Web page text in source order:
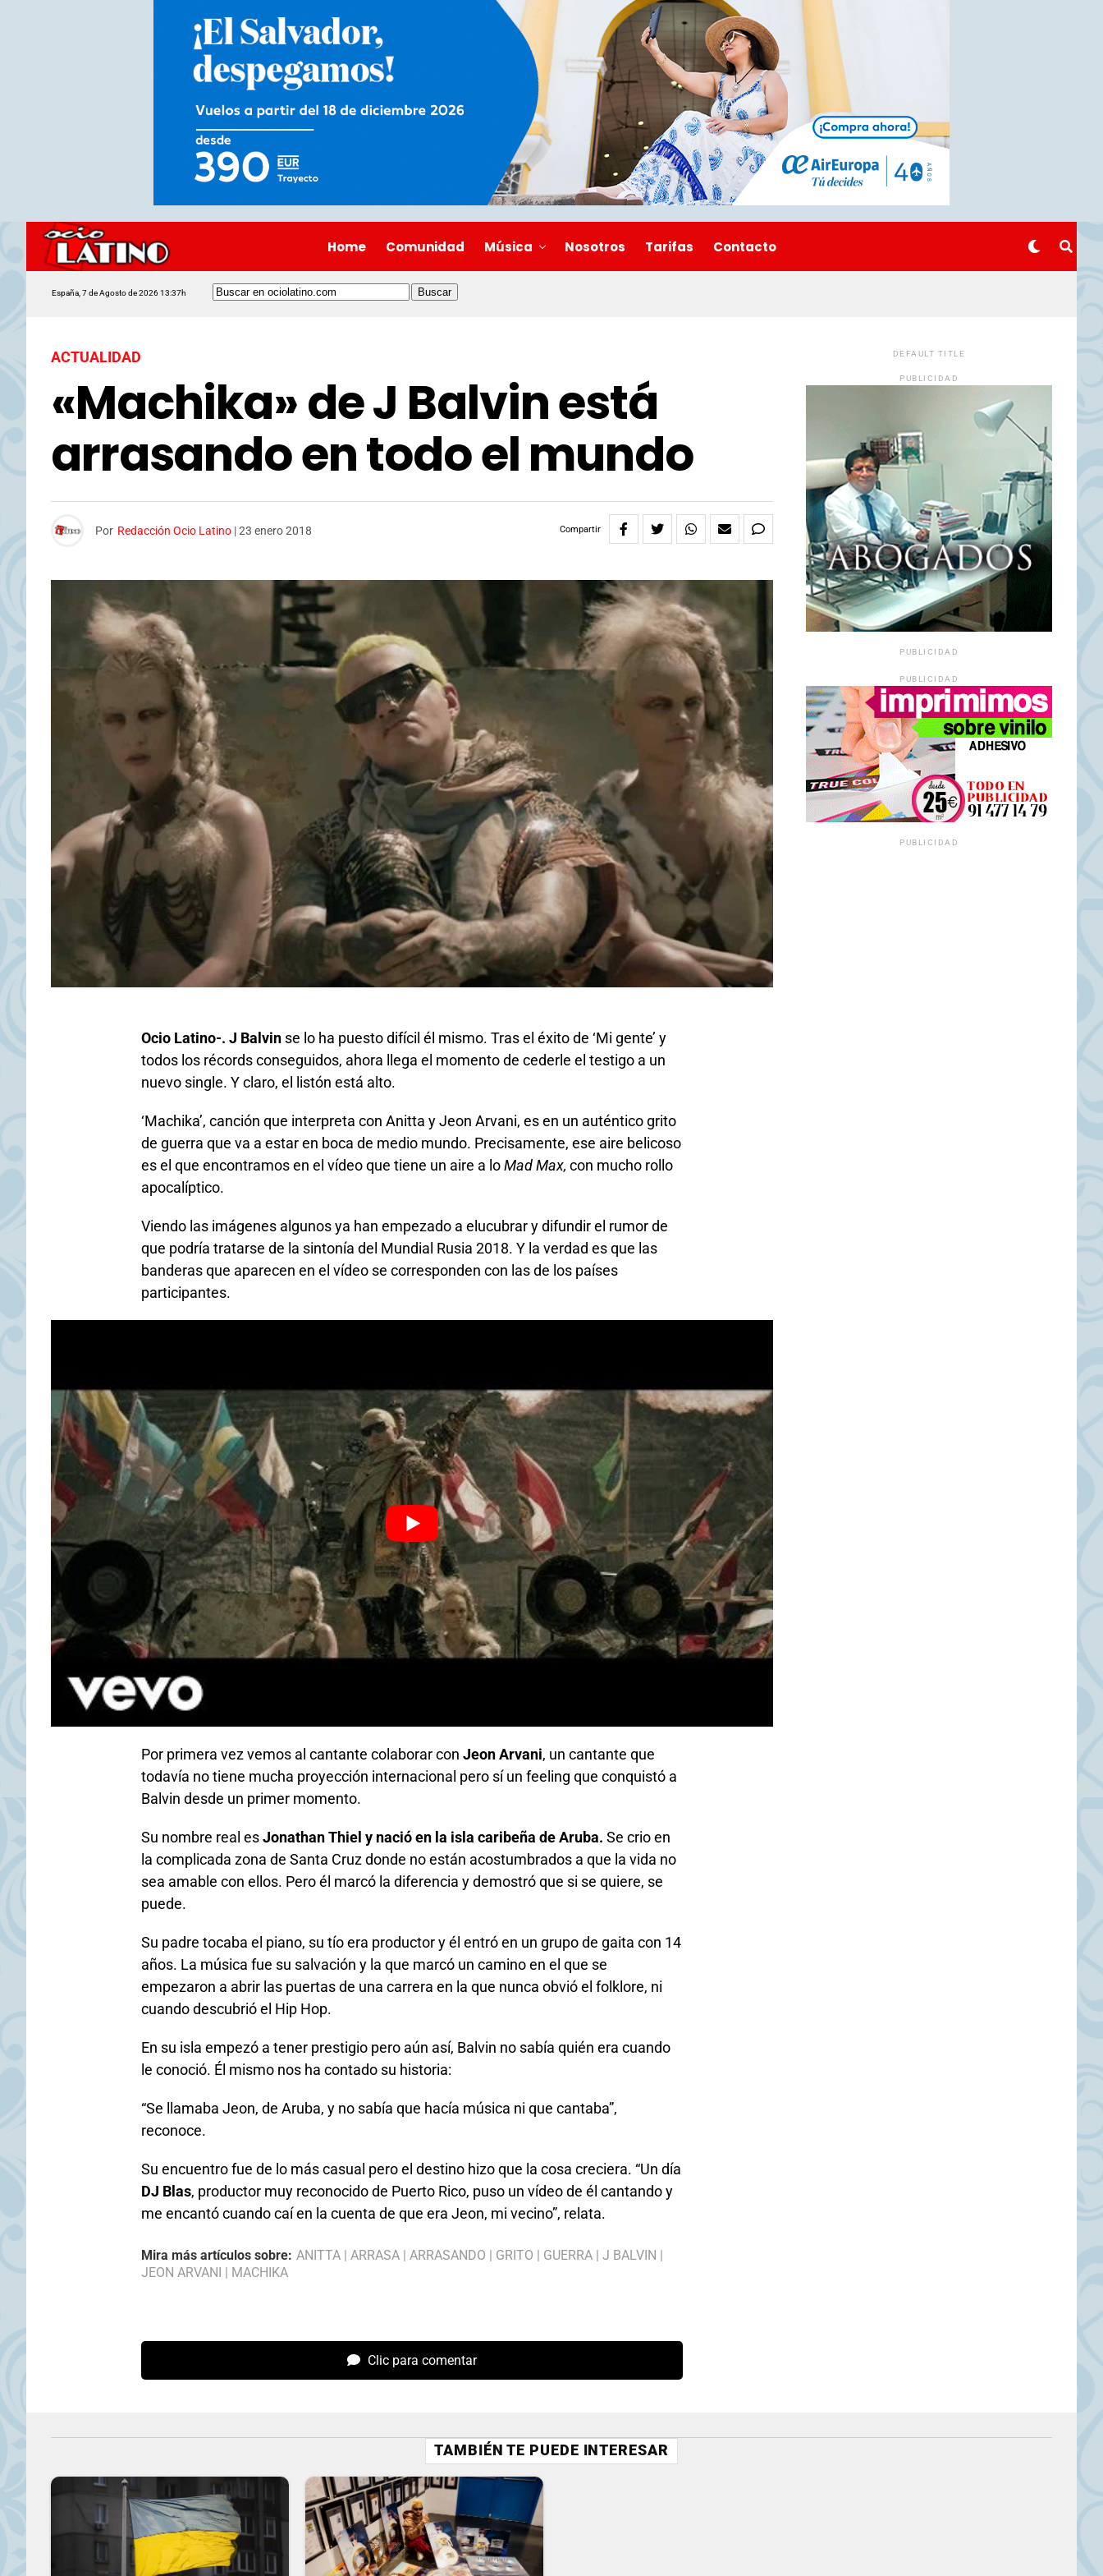
Home Comunidad Música Nosotros Tarifas Contacto
España, 7 de Agosto de 2026 13:37h
ACTUALIDAD
«Machika» de J Balvin está
arrasando en todo el mundo
Por Redacción Ocio Latino |23 enero 2018 Compartir
Ocio Latino-. J Balvin se lo ha puesto difícil él mismo. Tras el éxito de ‘Mi gente’ y
todos los récords conseguidos, ahora llega el momento de cederle el testigo a un
nuevo single. Y claro, el listón está alto.
‘Machika’, canción que interpreta con Anitta y Jeon Arvani, es en un auténtico grito
de guerra que va a estar en boca de medio mundo. Precisamente, ese aire belicoso
es el que encontramos en el vídeo que tiene un aire a loMad Max, con mucho rollo
apocalíptico.
Viendo las imágenes algunos ya han empezado a elucubrar y difundir el rumor de
que podría tratarse de la sintonía del Mundial Rusia 2018. Y la verdad es que las
banderas que aparecen en el vídeo se corresponden con las de los países
participantes.
Por primera vez vemos al cantante colaborar con Jeon Arvani, un cantante que
todavía no tiene mucha proyección internacional pero sí un feeling que conquistó a
Balvin desde un primer momento.
Su nombre real esJonathan Thiel y nació en la isla caribeña de Aruba. Se crio en
la complicada zona de Santa Cruz donde no están acostumbrados a que la vida no
sea amable con ellos. Pero él marcó la diferencia y demostró que si se quiere, se
puede.
Su padre tocaba el piano, su tío era productor y él entró en un grupo de gaita con 14
años. La música fue su salvación y la que marcó un camino en el que se
empezaron a abrir las puertas de una carrera en la que nunca obvió el folklore, ni
cuando descubrió el Hip Hop.
En su isla empezó a tener prestigio pero aún así, Balvin no sabía quién era cuando
le conoció. Él mismo nos ha contado su historia:
“Se llamaba Jeon, de Aruba, y no sabía que hacía música ni que cantaba”,
reconoce.
Su encuentro fue de lo más casual pero el destino hizo que la cosa creciera. “Un día
DJ Blas, productor muy reconocido de Puerto Rico, puso un vídeo de él cantando y
me encantó cuando caí en la cuenta de que era Jeon, mi vecino”, relata.
Mira más artículos sobre: ANITTA | ARRASA | ARRASANDO | GRITO | GUERRA | J BALVIN |
JEON ARVANI | MACHIKA
Clic para comentar
DEFAULT TITLE
PUBLICIDAD
PUBLICIDAD
PUBLICIDAD
PUBLICIDAD
TAMBIÉN TE PUEDE INTERESAR